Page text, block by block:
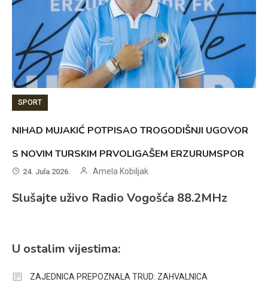
SPORT
NIHAD MUJAKIĆ POTPISAO TROGODIŠNJI UGOVOR
S NOVIM TURSKIM PRVOLIGAŠEM ERZURUMSPOR
24. Jula 2026. Amela Kobiljak
Slušajte uživo Radio Vogošća 88.2MHz
U ostalim vijestima:
ZAJEDNICA PREPOZNALA TRUD: ZAHVALNICA